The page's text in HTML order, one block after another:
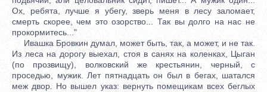
Ох, ребята, лучше я убегу, зверь меня в лесу заломает,
смерть скорее, чем это озорство... Так вы долго на нас не
прокормитесь..."
Ивашка Бровкин думал, может быть, так, а может, и не так.
Из леса на дорогу выехал, стоя в санях на коленках, Цыган
(по прозвищу), волковский же крестьянин, черный, с
проседью, мужик. Лет пятнадцать он был в бегах, шатался
меж двор. Но вышел указ: вернуть помещикам всех беглых